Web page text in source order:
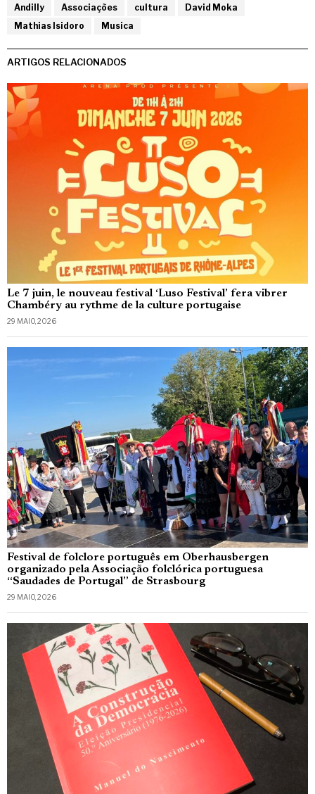
Andilly Associações cultura
David Moka
Mathias Isidoro
Musica
ARTIGOS RELACIONADOS
Le 7 juin, le nouveau festival ‘Luso Festival’ fera vibrer
Chambéry au rythme de la culture portugaise
29 MAIO, 2026
Festival de folclore português em Oberhausbergen
organizado pela Associação folclórica portuguesa
“Saudades de Portugal” de Strasbourg
29 MAIO, 2026